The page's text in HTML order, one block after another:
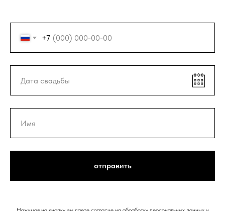
+7
отправить